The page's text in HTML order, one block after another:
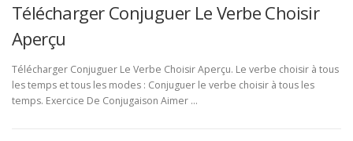
Télécharger Conjuguer Le Verbe Choisir
Aperçu
Télécharger Conjuguer Le Verbe Choisir Aperçu. Le verbe choisir à tous
les temps et tous les modes : Conjuguer le verbe choisir à tous les
temps. Exercice De Conjugaison Aimer …